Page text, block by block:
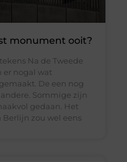
monument ooit?
Na de Tweede
er nogal wat
De een nog
Sommige zijn
gedaan. Het
zou wel eens